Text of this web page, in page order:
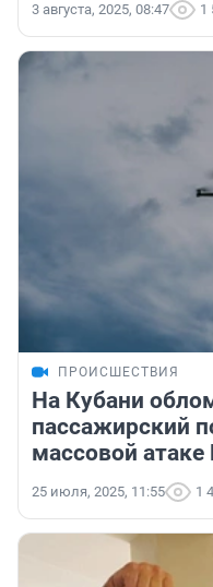
3 августа, 2025, 08:47 1
ПРОИСШЕСТВИЯ
На Кубани
пассажирский
массовой
25 июля, 2025, 11:55 1